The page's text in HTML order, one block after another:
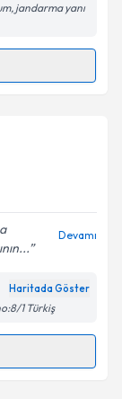
Aydınlatma
belirtilen
jandarma yanı
takvimi
almanız
Aydınlatma
belirtilen
Devamı
Haritada Göster
1 Türkiş